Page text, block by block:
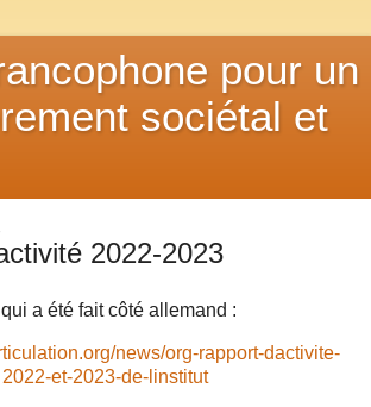
pour un
sociétal et
2022-2023
a été fait côté allemand :
news/org-rapport-dactivite-
2022-et-2023-de-linstitut